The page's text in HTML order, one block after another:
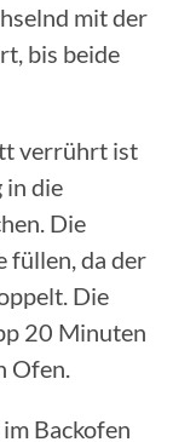
mit der
bis beide
verrührt ist
in die
Die
füllen, da der
Die
20 Minuten
Ofen.
Backofen